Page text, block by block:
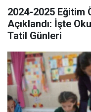
2024-2025 Eğitim
Açıklandı: İşte
Tatil Günleri